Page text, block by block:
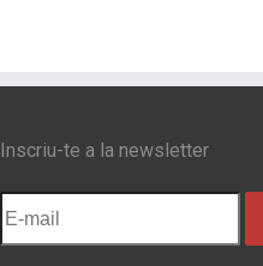
Inscriu-te a la newsletter